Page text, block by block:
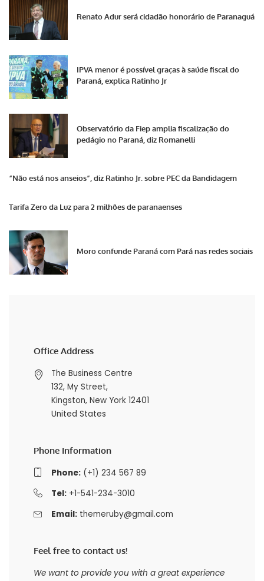
Renato Adur será cidadão honorário de Paranaguá
IPVA menor é possível graças à saúde fiscal do
Paraná, explica Ratinho Jr
Observatório da Fiep amplia fiscalização do
pedágio no Paraná, diz Romanelli
“Não está nos anseios”, diz Ratinho Jr. sobre PEC da Bandidagem
Tarifa Zero da Luz para 2 milhões de paranaenses
Moro confunde Paraná com Pará nas redes sociais
Office Address
The Business Centre
132, My Street,
Kingston, New York 12401
United States
Phone Information
Phone:(+1) 234 567 89
Tel:+1-541-234-3010
Email: themeruby@gmail.com
Feel free to contact us!
We want to provide you with a great experience